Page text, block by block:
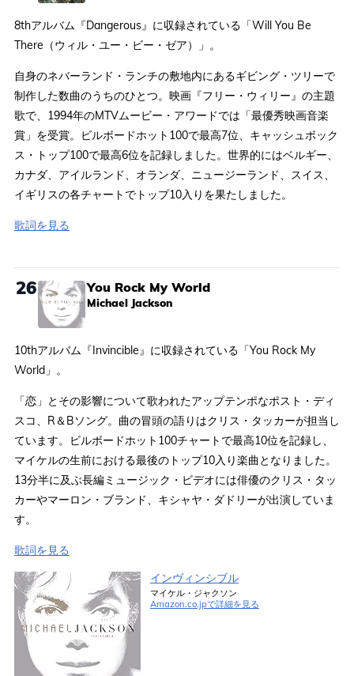
8thアルバム『Dangerous』に収録されている「Will You Be
There（ウィル・ユー・ビー・ゼア）」。
自身のネバーランド・ランチの敷地内にあるギビング・ツリーで
制作した数曲のうちのひとつ。映画『フリー・ウィリー』の主題
歌で、1994年のMTVムービー・アワードでは「最優秀映画音楽
賞」を受賞。ビルボードホット100で最高7位、キャッシュボック
ス・トップ100で最高6位を記録しました。世界的にはベルギー、
カナダ、アイルランド、オランダ、ニュージーランド、スイス、
イギリスの各チャートでトップ10入りを果たしました。
歌詞を見る
26 You Rock My World
Michael Jackson
10thアルバム『Invincible』に収録されている「You Rock My
World」。
「恋」とその影響について歌われたアップテンポなポスト・ディ
スコ、R＆Bソング。曲の冒頭の語りはクリス・タッカーが担当し
ています。ビルボードホット100チャートで最高10位を記録し、
マイケルの生前における最後のトップ10入り楽曲となりました。
13分半に及ぶ長編ミュージック・ビデオには俳優のクリス・タッ
カーやマーロン・ブランド、キシャヤ・ダドリーが出演していま
す。
歌詞を見る
インヴィンシブル
マイケル・ジャクソン
Amazon.co.jpで詳細を見る